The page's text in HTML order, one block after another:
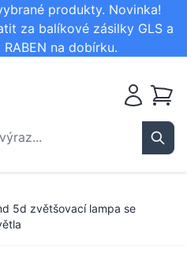
produkty. Novinka!
za balíkové zásilky GLS a
na dobírku.
Košík
5d zvětšovací lampa se